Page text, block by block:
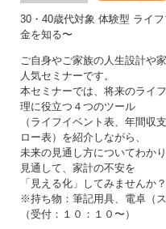
30・40歳代対象 体験型 ライ
金を知る〜
ご自身やご家族の人生設計や
人気セミナーです。
本セミナーでは、将来のライ
理に役立つ４つのツール
（ライフイベント表、年間収
ロー表）を紹介しながら、
未来の見通し方についてわか
見通して、家計の不安を
「見える化」してみませんか？
※持ち物：筆記用具、電卓（
（受付：１０：１０〜）